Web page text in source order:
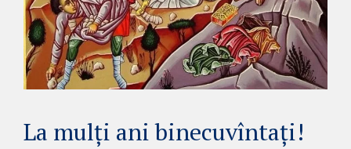
La mulți ani binecuvîntați!